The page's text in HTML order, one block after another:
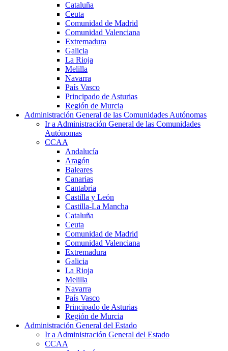
Cataluña
Ceuta
Comunidad de Madrid
Comunidad Valenciana
Extremadura
Galicia
La Rioja
Melilla
Navarra
País Vasco
Principado de Asturias
Región de Murcia
Administración General de las Comunidades Autónomas
Ir a Administración General de las Comunidades
Autónomas
CCAA
Andalucía
Aragón
Baleares
Canarias
Cantabria
Castilla y León
Castilla-La Mancha
Cataluña
Ceuta
Comunidad de Madrid
Comunidad Valenciana
Extremadura
Galicia
La Rioja
Melilla
Navarra
País Vasco
Principado de Asturias
Región de Murcia
Administración General del Estado
Ir a Administración General del Estado
CCAA